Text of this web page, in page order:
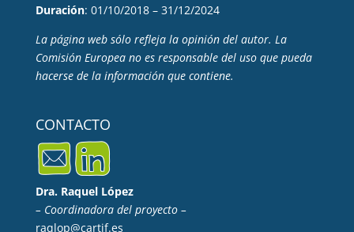
Duración: 01/10/2018 – 31/12/2024
La página web sólo refleja la opinión del autor. La
Comisión Europea no es responsable del uso que pueda
hacerse de la información que contiene.
CONTACTO
Dra. Raquel López
– Coordinadora del proyecto –
raqlop@cartif.es